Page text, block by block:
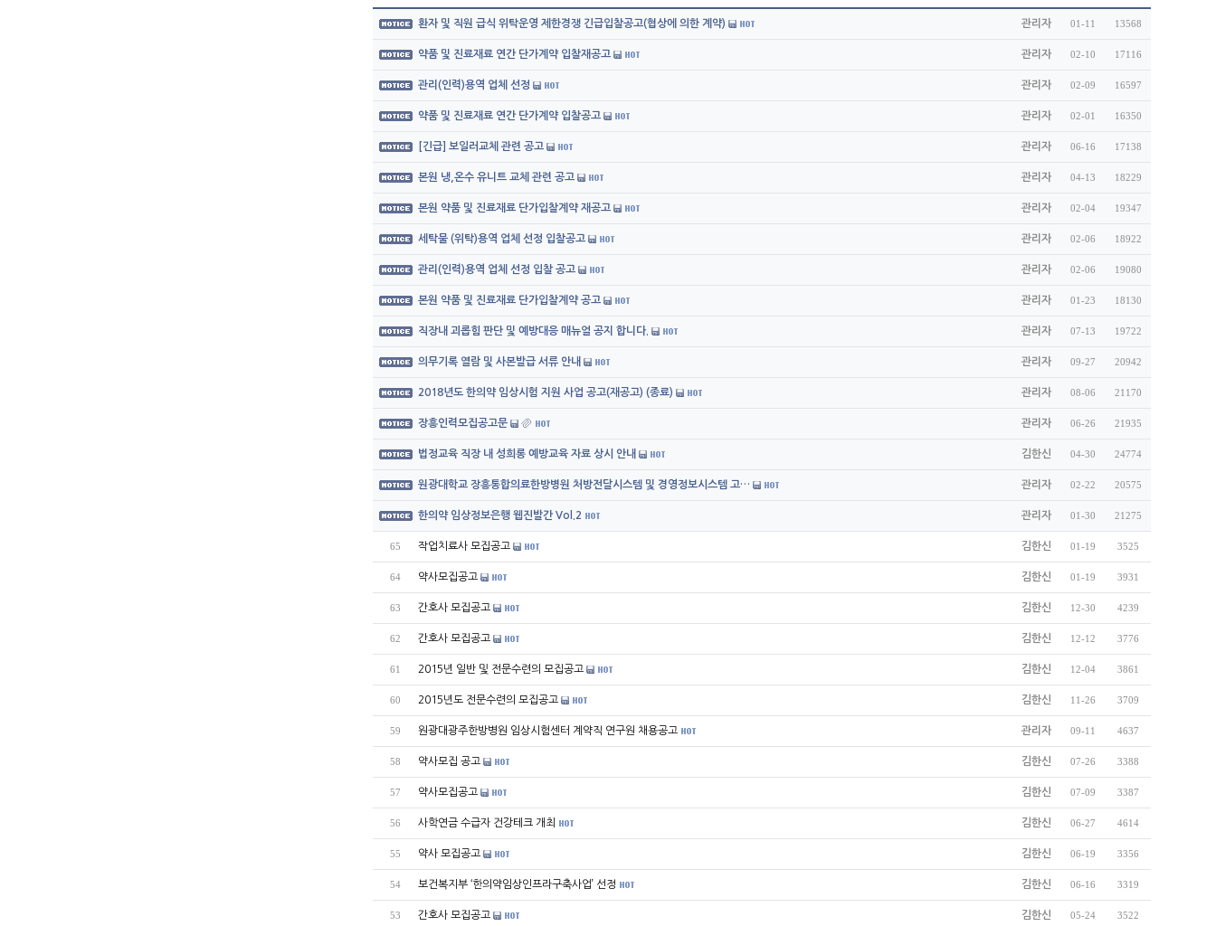
환자 및 직원 급식 위탁운영 제한경쟁 긴급입찰공고(협상에 의한 계약) 관리자 01-11 13568
약품 및 진료재료 연간 단가계약 입찰재공고 관리자 02-10 17116
관리(인력)용역 업체 선정 관리자 02-09 16597
약품 및 진료재료 연간 단가계약 입찰공고 관리자 02-01 16350
[긴급] 보일러교체 관련 공고 관리자 06-16 17138
본원 냉,온수 유니트 교체 관련 공고 관리자 04-13 18229
본원 약품 및 진료재료 단가입찰계약 재공고 관리자 02-04 19347
세탁물 (위탁)용역 업체 선정 입찰공고 관리자 02-06 18922
관리(인력)용역 업체 선정 입찰 공고 관리자 02-06 19080
본원 약품 및 진료재료 단가입찰계약 공고 관리자 01-23 18130
직장내 괴롭힘 판단 및 예방대응 매뉴얼 공지 합니다. 관리자 07-13 19722
의무기록 열람 및 사본발급 서류 안내 관리자 09-27 20942
2018년도 한의약 임상시험 지원 사업 공고(재공고) (종료) 관리자 08-06 21170
장흥인력모집공고문 관리자 06-26 21935
법정교육 직장 내 성희롱 예방교육 자료 상시 안내 김한신 04-30 24774
원광대학교 장흥통합의료한방병원 처방전달시스템 및 경영정보시스템 고… 관리자 02-22 20575
한의약 임상정보은행 웹진발간 Vol.2 관리자 01-30 21275
65 작업치료사 모집공고 김한신 01-19 3525
64 약사모집공고 김한신 01-19 3931
63 간호사 모집공고 김한신 12-30 4239
62 간호사 모집공고 김한신 12-12 3776
61 2015년 일반 및 전문수련의 모집공고 김한신 12-04 3861
60 2015년도 전문수련의 모집공고 김한신 11-26 3709
59 원광대광주한방병원 임상시험센터 계약직 연구원 채용공고 관리자 09-11 4637
58 약사모집 공고 김한신 07-26 3388
57 약사모집공고 김한신 07-09 3387
56 사학연금 수급자 건강테크 개최 김한신 06-27 4614
55 약사 모집공고 김한신 06-19 3356
54 보건복지부 ‘한의약임상인프라구축사업’ 선정 김한신 06-16 3319
53 간호사 모집공고 김한신 05-24 3522